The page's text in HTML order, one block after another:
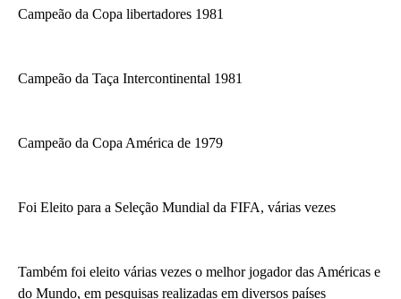
Campeão da Copa libertadores 1981
Campeão da Taça Intercontinental 1981
Campeão da Copa América de 1979
Foi Eleito para a Seleção Mundial da FIFA, várias vezes
Também foi eleito várias vezes o melhor jogador das Américas e
do Mundo, em pesquisas realizadas em diversos países